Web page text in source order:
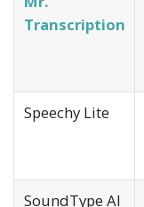
Transcription
Speechy Lite
SoundType AI